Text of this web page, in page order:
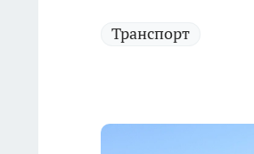
Транспорт